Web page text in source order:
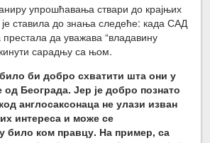
упрошћавања ствари до крајњих
је ставила до знања следеће: када САД
престала да уважава “владавину
сарадњу са њом.
било би добро схватити шта они у
од Београда. Јер је добро познато
англосаксонаца не улази изван
интереса и може се
било ком правцу. На пример, са